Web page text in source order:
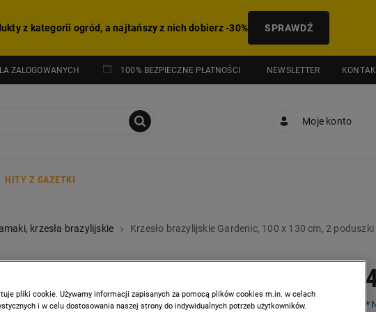
z kategorii ogród, a najtańszy z nich dobierz -30% SPRAWDŹ
ZALOGOWANYCH 100% BEZPIECZNE PŁATNOŚCI NEWSLETTER
Moje konto
HITY Z GAZETKI
krzesła brazylijskie Krzesło brazylijskie Gardenic, 100 x 130 cm, 2 poduszki
Krzesło brazylijskie Gardenic,
pliki cookie. Używamy informacji zapisanych za pomocą plików cookies m.in. w celach
i w celu dostosowania naszej strony do indywidualnych potrzeb użytkowników.